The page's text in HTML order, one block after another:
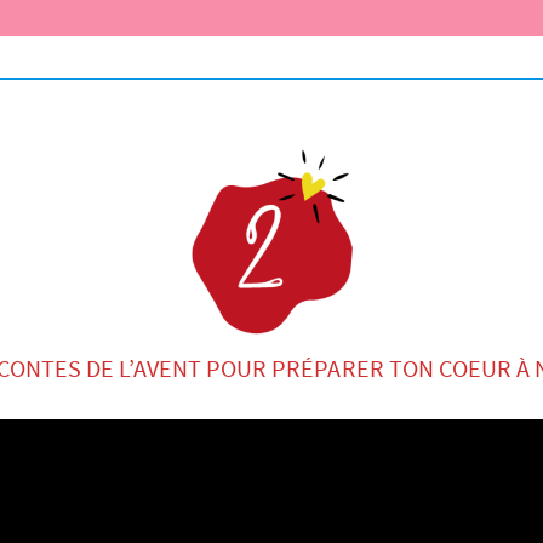
DE L’AVENT POUR PRÉPARER TON COEUR À